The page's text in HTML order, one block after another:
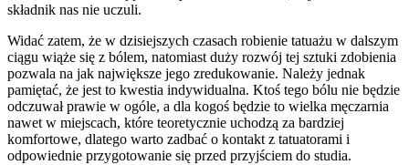
składnik nas nie uczuli.
Widać zatem, że w dzisiejszych czasach robienie tatuażu w dalszym
ciągu wiąże się z bólem, natomiast duży rozwój tej sztuki zdobienia
pozwala na jak największe jego zredukowanie. Należy jednak
pamiętać, że jest to kwestia indywidualna. Ktoś tego bólu nie będzie
odczuwał prawie w ogóle, a dla kogoś będzie to wielka męczarnia
nawet w miejscach, które teoretycznie uchodzą za bardziej
komfortowe, dlatego warto zadbać o kontakt z tatuatorami i
odpowiednie przygotowanie się przed przyjściem do studia.